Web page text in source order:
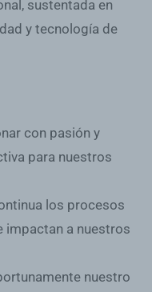
sustentada en
y tecnología de
con pasión y
para nuestros
los procesos
impactan a nuestros
nuestro